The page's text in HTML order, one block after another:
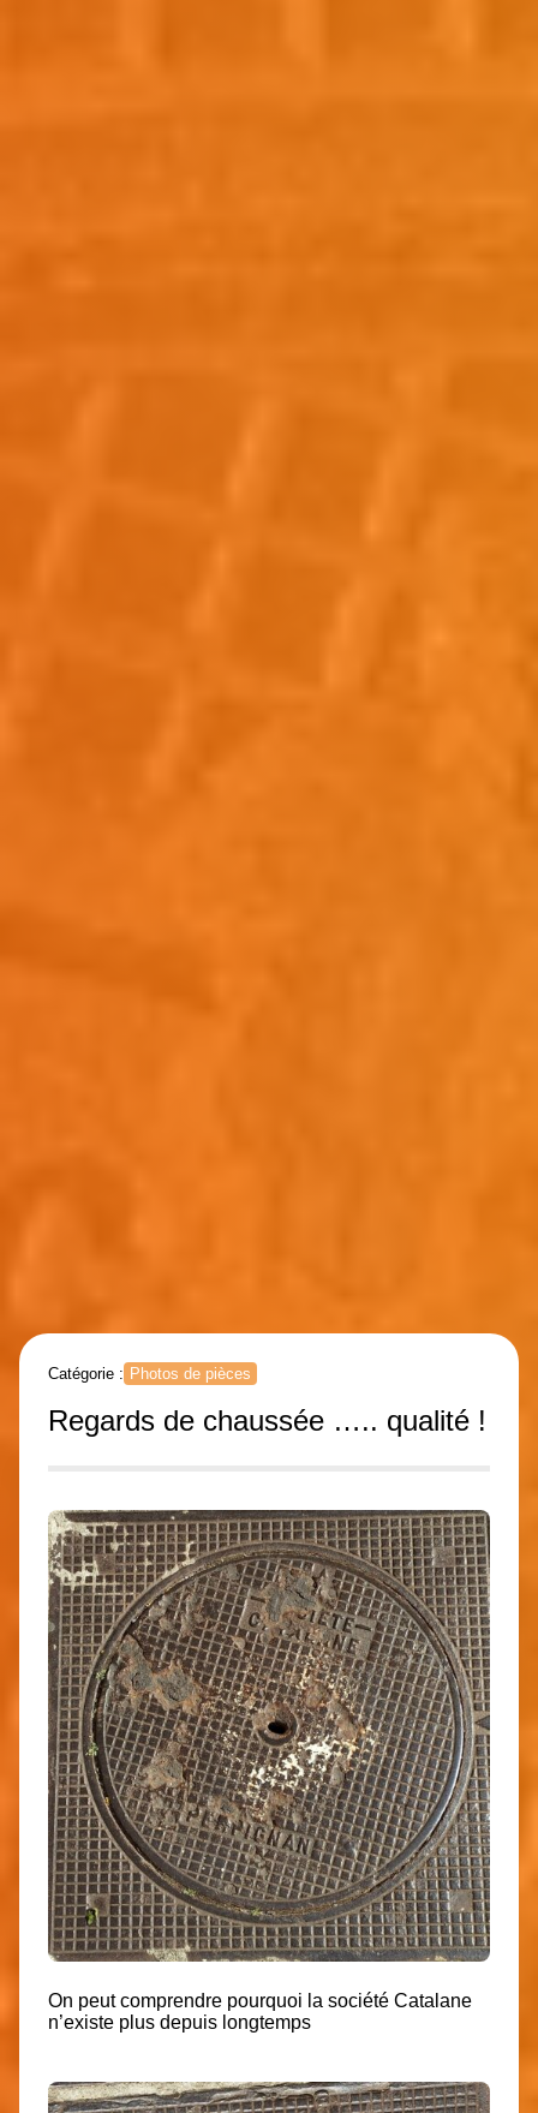
Catégorie : Photos de pièces
Regards de chaussée ….. qualité !
On peut comprendre pourquoi la société Catalane
n’existe plus depuis longtemps